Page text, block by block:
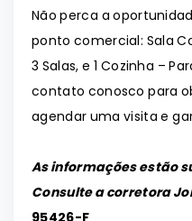
Não perca a
ponto comercial: Sala
3 Salas, e 1 Cozinha –
contato conosco para
agendar uma visita e
As informações estão
Consulte a corretora
95426-F